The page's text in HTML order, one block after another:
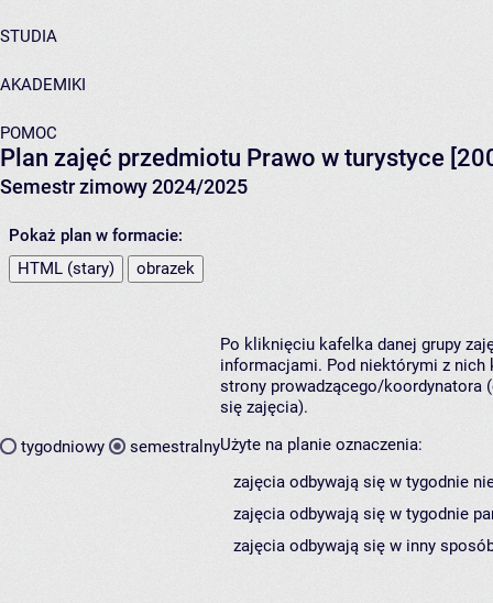
STUDIA
AKADEMIKI
POMOC
Plan zajęć przedmiotu Prawo w turystyce
Semestr zimowy 2024/2025
Pokaż plan w formacie:
HTML (stary)
obrazek
tygodniowy semestralny
Po kliknięciu kafelka danej grupy
informacjami. Pod niektórymi z nich
strony prowadzącego/koordynatora
się zajęcia).
Użyte na planie oznaczenia:
zajęcia odbywają się w tygodnie
zajęcia odbywają się w tygodnie
zajęcia odbywają się w inny